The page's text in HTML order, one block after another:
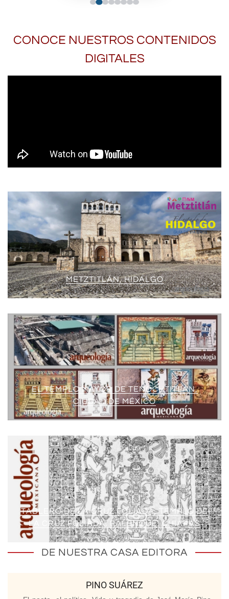
CONOCE NUESTROS CONTENIDOS
DIGITALES
METZTITLÁN, HIDALGO
EL TEMPLO MAYOR DE TENOCHTITLAN,
CIUDAD DE MÉXICO
TABLERO DE LA CRUZ FOLIADA, TEMPLO DE
LA CRUZ FOLIADA, PALENQUE, CHIAPAS
DE NUESTRA CASA EDITORA
PINO SUÁREZ